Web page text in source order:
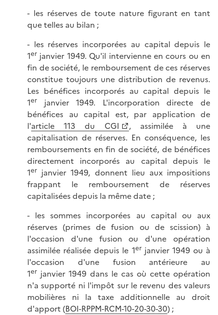
- les réserves de toute nature figurant en tant
que telles au bilan ;
- les réserves incorporées au capital depuis le
1er janvier 1949. Qu'il intervienne en cours ou en
fin de société, le remboursement de ces réserves
constitue toujours une distribution de revenus.
Les bénéfices incorporés au capital depuis le
1er janvier 1949. L'incorporation directe de
bénéfices au capital est, par application de
l'article 113 du CGI
, assimilée à une
capitalisation de réserves. En conséquence, les
remboursements en fin de société, de bénéfices
directement incorporés au capital depuis le
1er janvier 1949, donnent lieu aux impositions
frappant le remboursement de réserves
capitalisées depuis la même date ;
- les sommes incorporées au capital ou aux
réserves (primes de fusion ou de scission) à
l'occasion d'une fusion ou d'une opération
assimilée réalisée depuis le 1erjanvier 1949 ou à
l'occasion d'une fusion antérieure au
1er janvier 1949 dans le cas où cette opération
n'a supporté ni l'impôt sur le revenu des valeurs
mobilières ni la taxe additionnelle au droit
d'apport (BOI-RPPM-RCM-10-20-30-30) ;